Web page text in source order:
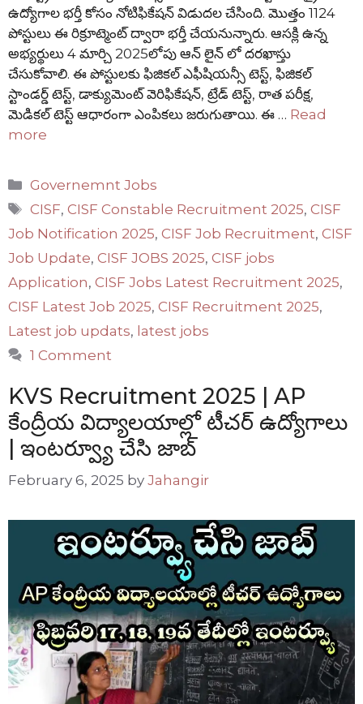
ఉద్యోగాల భర్తీ కోసం నోటిఫికేషన్ విడుదల చేసింది. మొత్తం 1124
పోస్టులు ఈ రిక్రూట్మెంట్ ద్వారా భర్తీ చేయనున్నారు. ఆసక్లి ఉన్న
అభ్యర్థులు 4 మార్చి 2025లోపు ఆన్ లైన్ లో దరఖాస్తు
చేసుకోవాలి. ఈ పోస్టులకు ఫిజికల్ ఎఫీషియన్సీ టెస్ట్, ఫిజికల్
స్టాండర్డ్ టెస్ట్, డాక్యుమెంట్ వెరిఫికేషన్, ట్రేడ్ టెస్ట్, రాత పరీక్ష,
మెడికల్ టెస్ట్ ఆధారంగా ఎంపికలు జరుగుతాయి. ఈ … Read
more
Categories
Governemnt Jobs
Tags
CISF,CISF Constable Recruitment 2025,CISF
Job Notification 2025, CISF Job Recruitment, CISF
Job Update, CISF JOBS 2025, CISF jobs
Application, CISF Jobs Latest Recruitment 2025,
CISF Latest Job 2025, CISF Recruitment 2025,
Latest job updats, latest jobs
1 Comment
KVS Recruitment 2025 | AP
కేంద్రీయ విద్యాలయాల్లో టీచర్ ఉద్యోగాలు
| ఇంటర్వ్యూ చేసి జాబ్
February 6, 2025 by Jahangir